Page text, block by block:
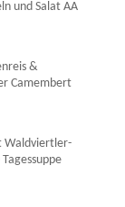
und Salat AA
&
Camembert
Waldviertler-